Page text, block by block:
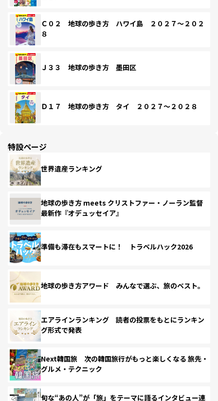
Ｃ０２ 地球の歩き方 ハワイ島 ２０２７～２０２
８
Ｊ３３ 地球の歩き方 墨田区
Ｄ１７ 地球の歩き方 タイ ２０２７～２０２８
特設ページ
世界遺産ランキング
地球の歩き方 meets クリストファー・ノーラン監督
最新作『オデュッセイア』
準備も滞在もスマートに！ トラベルハック2026
地球の歩き方アワード みんなで選ぶ、旅のベスト。
エアラインランキング 読者の投票をもとにランキン
グ形式で発表
Next韓国旅 次の韓国旅行がもっと楽しくなる 旅先・
グルメ・テクニック
旬な“あの人”が「旅」をテーマに語るインタビュー連